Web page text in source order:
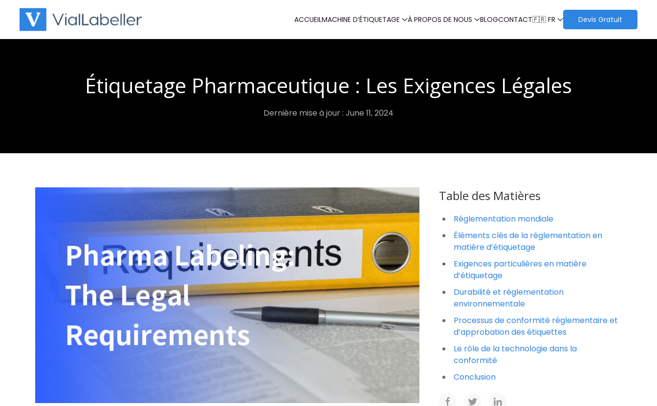
content
ACCUEILMACHINE D’ÉTIQUETAGE À PROPOS DE NOUS BLOGCONTACT🇫🇷 FR Devis Gratuit
Étiquetage Pharmaceutique : Les Exigences Légales
Dernière mise à jour : June 11, 2024
Table des Matières
Réglementation mondiale
Éléments clés de la réglementation en
matière d’étiquetage
Exigences particulières en matière
d’étiquetage
Durabilité et réglementation
environnementale
Processus de conformité réglementaire et
d’approbation des étiquettes
Le rôle de la technologie dans la
conformité
Conclusion